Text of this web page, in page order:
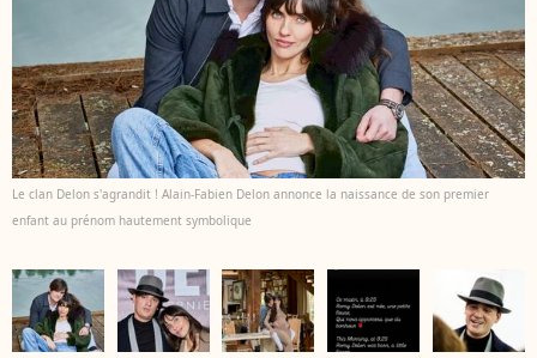
Le clan Delon s'agrandit ! Alain-Fabien Delon annonce la naissance de son premier
enfant au prénom hautement symbolique